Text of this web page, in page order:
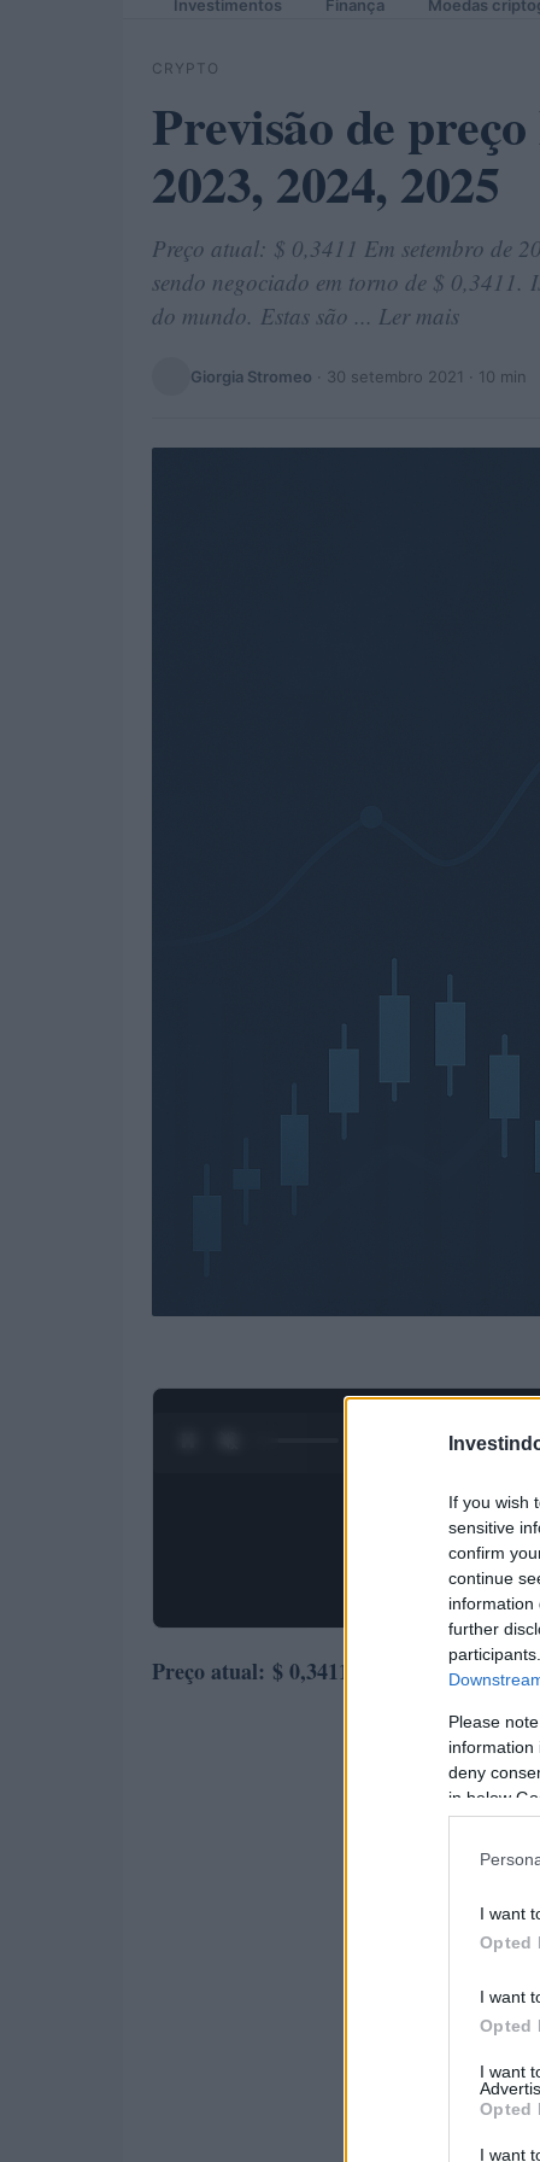
If you wish
sensitive
confirm
continue
information
further
Please
information
deny
in below
I want
Opted
I want
Opted
I want
Opted
I want
Investimentos Finança Moedas
CRYPTO
Previsão de
2023, 2024, 2025
Preço atual: $ 0,3411 Em setembro de
sendo negociado em torno de $
do mundo. Estas são ... Ler mais
Giorgia Stromeo · 30 setembro 2021 · 10 min
1/4
Preço atual: $ 0,3411